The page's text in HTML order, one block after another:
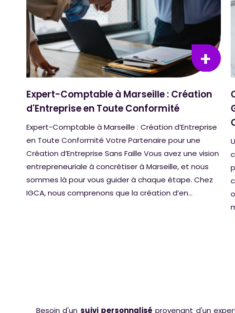
Expert-Comptable à Marseille : Création
d'Entreprise en Toute Conformité
Expert-Comptable à Marseille : Création d’Entreprise
en Toute Conformité Votre Partenaire pour une
Création d’Entreprise Sans Faille Vous avez une vision
entrepreneuriale à concrétiser à Marseille, et nous
sommes là pour vous guider à chaque étape. Chez
IGCA, nous comprenons que la création d’en...
Besoin d'un suivi personnalisé provenant d'un